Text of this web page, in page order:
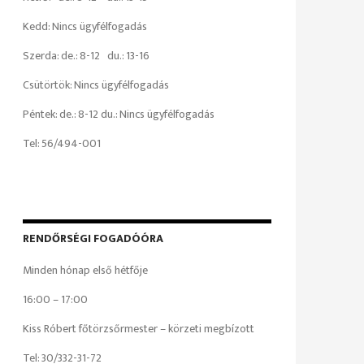
Kedd: Nincs ügyfélfogadás
Szerda: de.: 8-12 du.: 13-16
Csütörtök: Nincs ügyfélfogadás
Péntek: de.: 8-12 du.: Nincs ügyfélfogadás
Tel: 56/494-001
RENDŐRSÉGI FOGADÓÓRA
Minden hónap első hétfője
16:00 – 17:00
Kiss Róbert főtörzsőrmester – körzeti megbízott
Tel: 30/332-31-72